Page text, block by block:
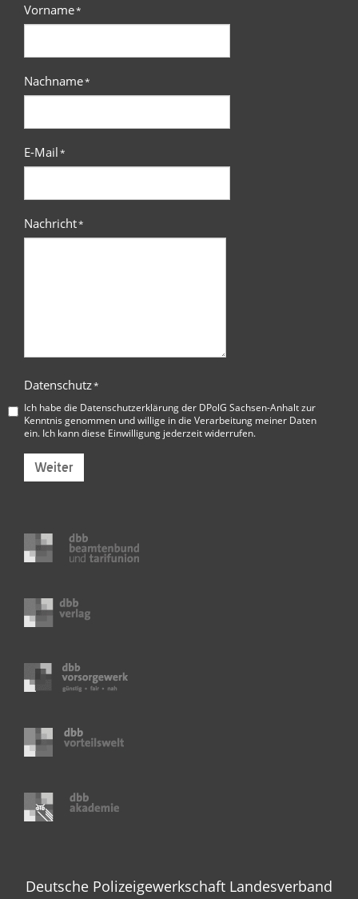
Vorname*
Nachname*
E-Mail*
Nachricht*
Datenschutz*
Ich habe die Datenschutzerklärung der DPolG Sachsen-Anhaltzur
Kenntnis genommen und willige in die Verarbeitung meiner Daten
ein. Ich kann diese Einwilligung jederzeit widerrufen.
Weiter
Deutsche Polizeigewerkschaft Landesverband